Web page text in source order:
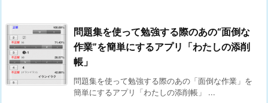
問題集を使って勉強する際のあの“面倒な
作業”を簡単にするアプリ「わたしの添削
帳」
問題集を使って勉強する際のあの「面倒な作業」を
簡単にするアプリ「わたしの添削帳」 ...